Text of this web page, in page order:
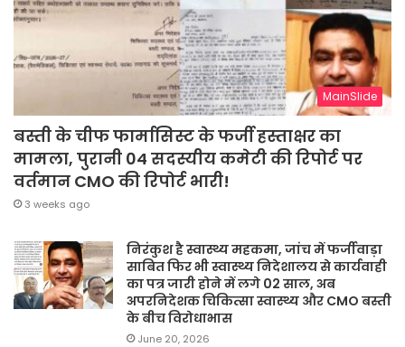
MainSlide
बस्ती के चीफ फार्मासिस्ट के फर्जी हस्ताक्षर का
मामला, पुरानी 04 सदस्यीय कमेटी की रिपोर्ट पर
वर्तमान CMO की रिपोर्ट भारी!
3 weeks ago
निरंकुश है स्वास्थ्य महकमा, जांच में फर्जीवाड़ा
साबित फिर भी स्वास्थ्य निदेशालय से कार्यवाही
का पत्र जारी होने में लगे 02 साल, अब
अपरनिदेशक चिकित्सा स्वास्थ्य और CMO बस्ती
के बीच विरोधाभास
June 20, 2026